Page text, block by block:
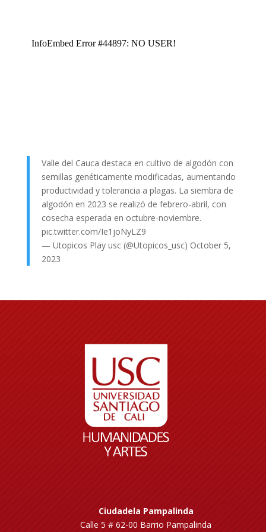
Valle del Cauca destaca en cultivo de algodón con
semillas genéticamente modificadas, aumentando
productividad y tolerancia a plagas. La siembra de
algodón en 2023 se realizó de febrero-abril, con
cosecha esperada en octubre-noviembre.
pic.twitter.com/Ie1joNyLZ9
— Utopicos Play usc (@Utopicos_usc) October 5,
2023
Ciudadela Pampalinda
Calle 5 # 62-00 Barrio Pampalinda